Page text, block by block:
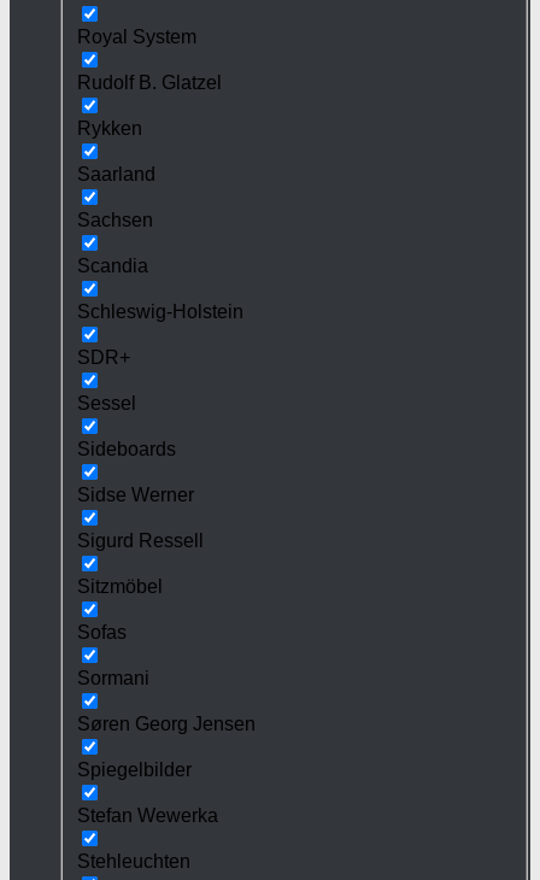
Royal System
Rudolf B. Glatzel
Rykken
Saarland
Sachsen
Scandia
Schleswig-Holstein
SDR+
Sessel
Sideboards
Sidse Werner
Sigurd Ressell
Sitzmöbel
Sofas
Sormani
Søren Georg Jensen
Spiegelbilder
Stefan Wewerka
Stehleuchten